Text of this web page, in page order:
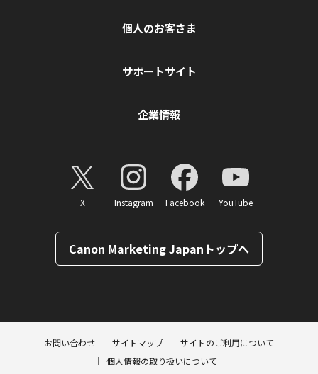
個人のお客さま
サポートサイト
企業情報
X Instagram Facebook YouTube
Canon Marketing Japanトップへ
お問い合わせ サイトマップ
サイトのご利用について
個人情報の取り扱いについて